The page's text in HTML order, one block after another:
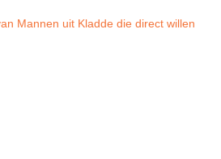
Mannen uit Kladde die direct willen